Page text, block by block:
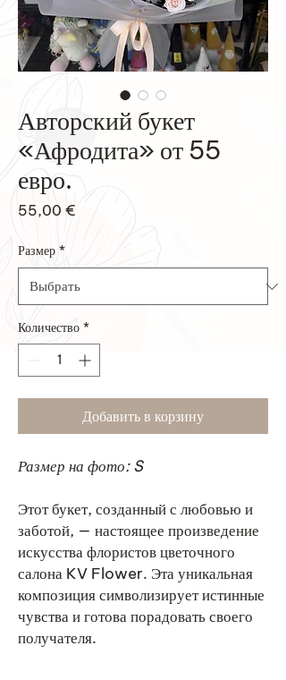
Авторский букет
«Афродита» от 55
евро.
55,00 €
Размер *
Количество *
Добавить в корзину
Размер на фото: S
Этот букет, созданный с любовью и
заботой, — настоящее произведение
искусства флористов цветочного
салона KV Flower. Эта уникальная
композиция символизирует истинные
чувства и готова порадовать своего
получателя.